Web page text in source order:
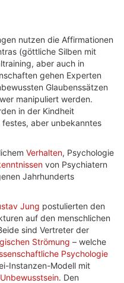
nutzen die Affirmationen
(göttliche Silben mit
aber auch in
gehen Experten
Glaubenssätzen
manipuliert werden.
in der Kindheit
aber unbekanntes
Verhalten, Psychologie
von Psychiatern
Jahrhunderts
Jung postulierten den
auf den menschlichen
sind Vertreter der
Strömung – welche
Psychologie
Instanzen-Modell mit
Unbewusstsein. Den